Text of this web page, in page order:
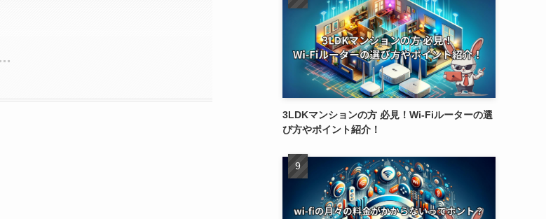
3LDKマンションの方 必見！Wi-Fiルーターの選
び方やポイント紹介！